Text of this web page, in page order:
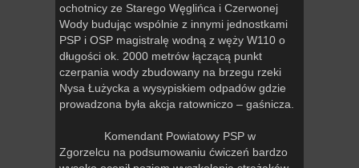
ochotnicy ze Starego Węglińca i Czerwonej
Wody budując wspólnie z innymi jednostkami
PSP i OSP magistralę wodną z węży W110 o
długości ok. 2000 metrów łączącą punkt
czerpania wody zbudowany na brzegu rzeki
Nysa Łużycka a wysypiskiem odpadów gdzie
prowadzona była akcja ratowniczo – gaśnicza.
Komendant Powiatowy PSP w
Zgorzelcu na podsumowaniu ćwiczeń bardzo